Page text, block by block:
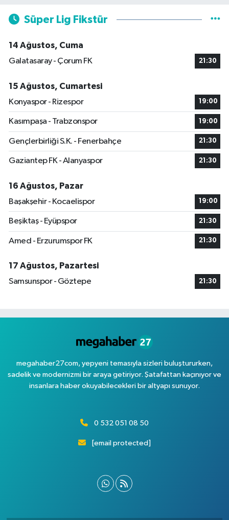
Süper Lig Fikstür
14 Ağustos, Cuma
Galatasaray - Çorum FK
21:30
15 Ağustos, Cumartesi
Konyaspor - Rizespor
19:00
Kasımpaşa - Trabzonspor 19:00
Gençlerbirliği S.K. - Fenerbahçe 21:30
Gaziantep FK - Alanyaspor 21:30
16 Ağustos, Pazar
Başakşehir - Kocaelispor
19:00
Beşiktaş - Eyüpspor 21:30
Amed - Erzurumspor FK 21:30
17 Ağustos, Pazartesi
Samsunspor - Göztepe
21:30
megahaber27com, yepyeni temasıyla sizleri buluştururken,
sadelik ve modernizmi bir araya getiriyor. Şatafattan kaçınıyor ve
insanlara haber okuyabilecekleri bir altyapı sunuyor.
0 532 051 08 50
[email protected]